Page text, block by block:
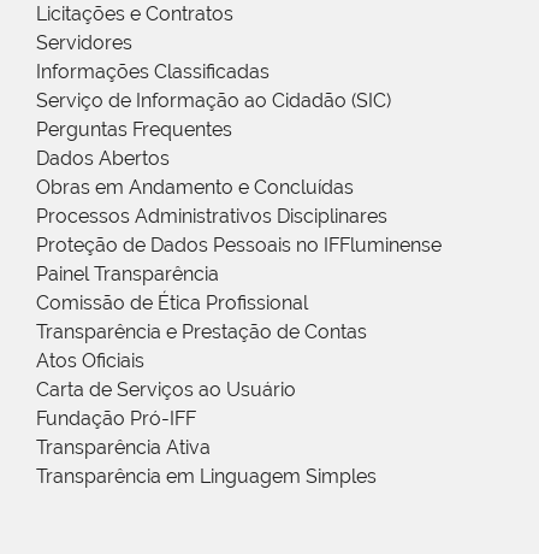
Licitações e Contratos
Servidores
Informações Classificadas
Serviço de Informação ao Cidadão (SIC)
Perguntas Frequentes
Dados Abertos
Obras em Andamento e Concluídas
Processos Administrativos Disciplinares
Proteção de Dados Pessoais no IFFluminense
Painel Transparência
Comissão de Ética Profissional
Transparência e Prestação de Contas
Atos Oficiais
Carta de Serviços ao Usuário
Fundação Pró-IFF
Transparência Ativa
Transparência em Linguagem Simples